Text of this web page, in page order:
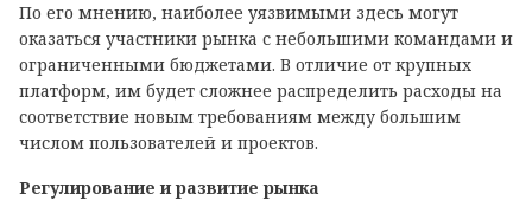
По его мнению, наиболее уязвимыми здесь могут
оказаться участники рынка с небольшими командами и
ограниченными бюджетами. В отличие от крупных
платформ, им будет сложнее распределить расходы на
соответствие новым требованиям между большим
числом пользователей и проектов.
Регулирование и развитие рынка